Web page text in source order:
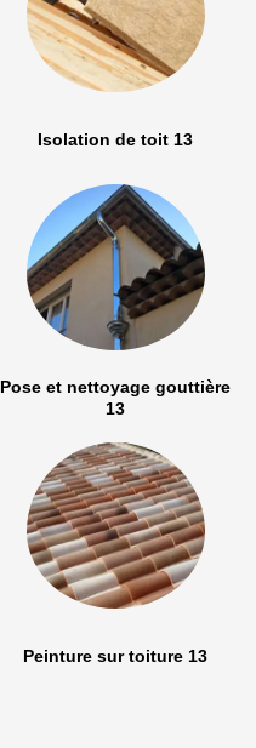
Isolation de toit 13
Pose et nettoyage gouttière
13
Peinture sur toiture 13